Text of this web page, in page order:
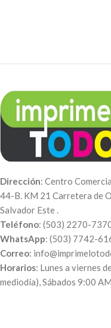
Dirección: Centro
44-B. KM 21 Carretera de
Salvador Este .
Teléfono: (503) 2270-
WhatsApp: (503) 7742-
Correo:
Horarios: Lunes a viernes
mediodía), Sábados 9:00